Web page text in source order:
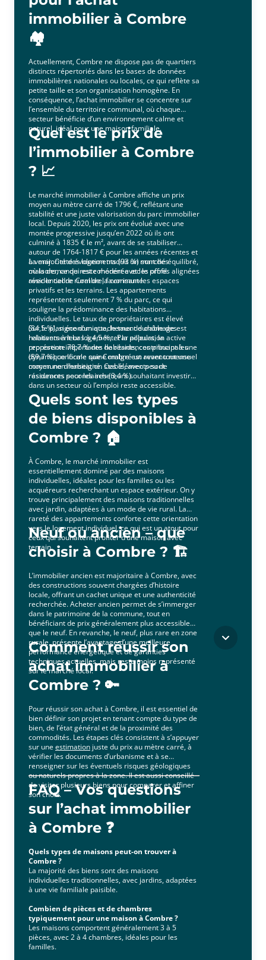
immobilier à Combre
🏘️
Actuellement, Combre ne dispose pas de quartiers
distincts répertoriés dans les bases de données
immobilières nationales ou locales, ce qui reflète sa
petite taille et son organisation homogène. En
conséquence, l’achat immobilier se concentre sur
l’ensemble du territoire communal, où chaque
secteur bénéficie d’un environnement calme et
naturel, idéal pour une maison familiale.
Quel est le prix de
l’immobilier à Combre
? 📈
Le marché immobilier à Combre affiche un prix
moyen au mètre carré de 1796 €, reflétant une
stabilité et une juste valorisation du parc immobilier
local. Depuis 2020, les prix ont évolué avec une
montée progressive jusqu’en 2022 où ils ont
culminé à 1835 € le m², avant de se stabiliser
autour de 1764-1817 € pour les années récentes et
à venir. Cette évolution traduit un marché équilibré,
où la demande reste modérée et les offres alignées
avec le cadre rural de la commune.
La majorité des logements (93 %) sont des
maisons, ce qui est cohérent avec le profil
résidentiel de Combre, favorisant les espaces
privatifs et les terrains. Les appartements
représentent seulement 7 % du parc, ce qui
souligne la prédominance des habitations
individuelles. Le taux de propriétaires est élevé
(84,5 %), signe d’un attachement durable des
habitants à leur logement. Par ailleurs, la
proportion importante de résidences principales
(89,7 %) confirme que Combre est avant tout une
commune d’habitation stable, avec peu de
résidences secondaires (3,4 %).
Sur le plan économique, le taux de chômage est
relativement bas à 4,5 %, et la population active
représente 78,7 % des habitants, contribuant à une
dynamique locale saine malgré un revenu mensuel
moyen non renseigné. Ces éléments sont
rassurants pour les acheteurs souhaitant investir
dans un secteur où l’emploi reste accessible.
Quels sont les types
de biens disponibles à
Combre ? 🏠
À Combre, le marché immobilier est
essentiellement dominé par des maisons
individuelles, idéales pour les familles ou les
acquéreurs recherchant un espace extérieur. On y
trouve principalement des maisons traditionnelles
avec jardin, adaptées à un mode de vie rural. La
rareté des appartements conforte cette orientation
vers le logement individuel, ce qui est un atout pour
ceux qui souhaitent profiter d’une maison avec
terrain.
Neuf ou ancien – que
choisir à Combre ? 🏗️
L’immobilier ancien est majoritaire à Combre, avec
des constructions souvent chargées d’histoire
locale, offrant un cachet unique et une authenticité
recherchée. Acheter ancien permet de s’immerger
dans le patrimoine de la commune, tout en
bénéficiant de prix généralement plus accessibles
que le neuf. En revanche, le neuf, plus rare en zone
rurale, présente l’avantage d’une meilleure
performance énergétique et de garanties
techniques actuelles, mais reste moins représenté
sur le marché local.
Comment réussir son
achat immobilier à
Combre ? 🔑
Pour réussir son achat à Combre, il est essentiel de
bien définir son projet en tenant compte du type de
bien, de l’état général et de la proximité des
commodités. Les étapes clés consistent à s’appuyer
sur uneestimation juste du prix au mètre carré, à
vérifier les documents d’urbanisme et à se
renseigner sur les éventuels risques géologiques
ou naturels propres à la zone. Il est aussi conseillé
de visiter plusieurs biens pour comparer et affiner
son choix.
FAQ – Vos questions
sur l’achat immobilier
à Combre ❓
Quels types de maisons peut-on trouver à
Combre ?
La majorité des biens sont des maisons
individuelles traditionnelles, avec jardins, adaptées
à une vie familiale paisible.
Combien de pièces et de chambres
typiquement pour une maison à Combre ?
Les maisons comportent généralement 3 à 5
pièces, avec 2 à 4 chambres, idéales pour les
familles.